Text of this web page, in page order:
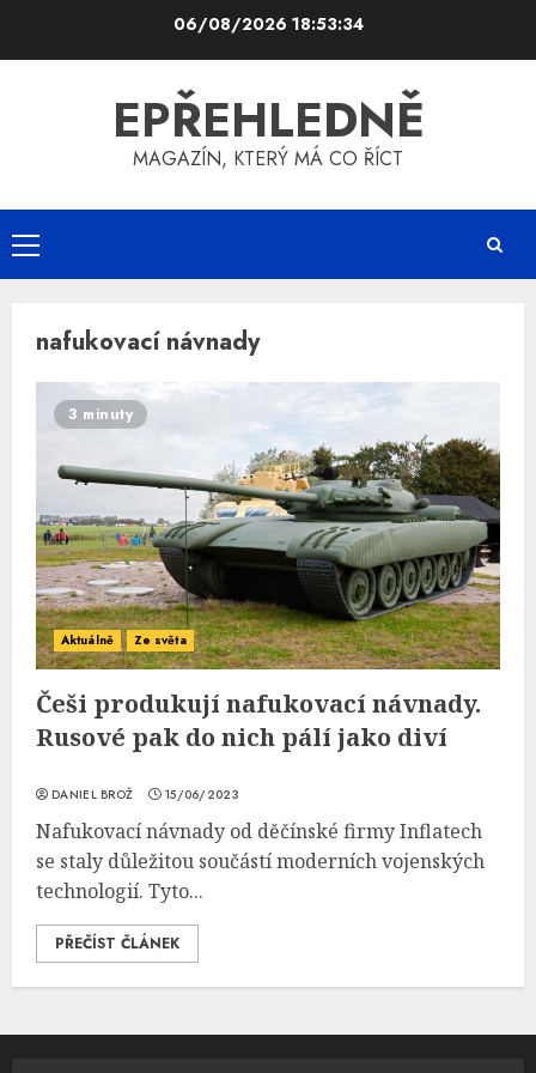
06/08/2026 18:53:34
EPŘEHLEDNĚ
MAGAZÍN, KTERÝ MÁ CO ŘÍCT
Primary
Menu
nafukovací návnady
3 minuty
Aktuálně Ze světa
Češi produkují nafukovací návnady.
Rusové pak do nich pálí jako diví
DANIEL BROŽ 15/06/2023
Nafukovací návnady od děčínské firmy Inflatech
se staly důležitou součástí moderních vojenských
technologií. Tyto...
PŘEČÍST ČLÁNEK